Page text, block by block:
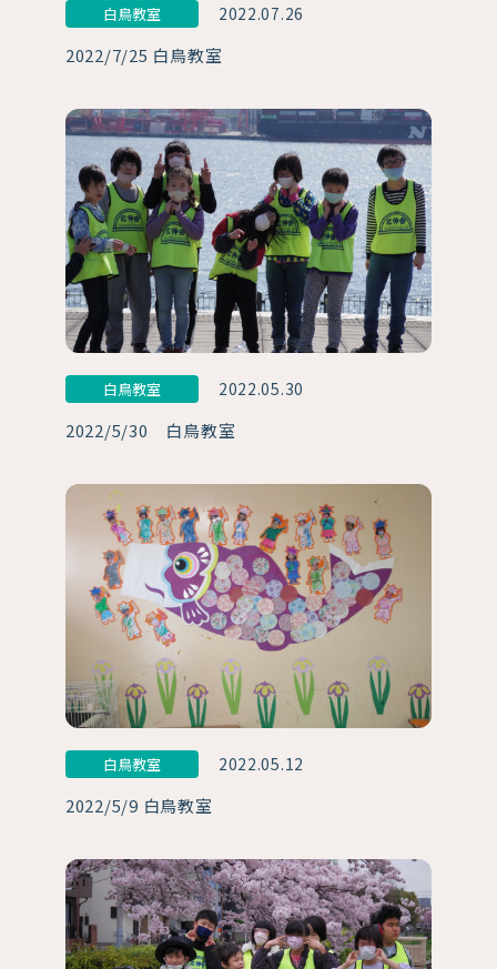
白鳥教室 2022.07.26
2022/7/25 白鳥教室
白鳥教室 2022.05.30
2022/5/30 白鳥教室
白鳥教室 2022.05.12
2022/5/9 白鳥教室